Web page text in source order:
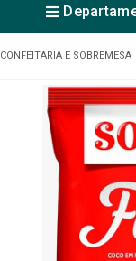
CONFEITARIA E SOBREMESA